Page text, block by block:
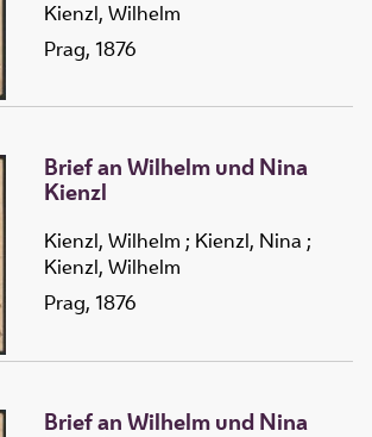
Kienzl, Wilhelm
Prag, 1876
Brief an Wilhelm und Nina
Kienzl
Kienzl, Wilhelm ; Kienzl, Nina ;
Kienzl, Wilhelm
Prag, 1876
Brief an Wilhelm und Nina